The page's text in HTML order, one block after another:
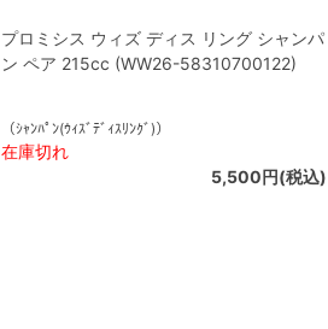
プロミシス ウィズ ディス リング シャンパ
ン ペア 215cc (WW26-58310700122)
（ｼｬﾝﾊﾟﾝ(ｳｨｽﾞﾃﾞｨｽﾘﾝｸﾞ)）
在庫切れ
5,500円(税込)